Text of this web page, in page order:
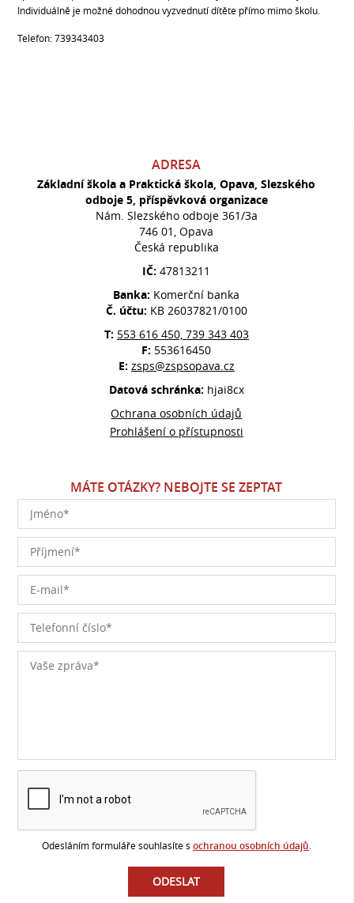
Individuálně je možné dohodnou vyzvednutí dítěte přímo mimo školu.
Telefon: 739343403
ADRESA
Základní škola a Praktická škola, Opava, Slezského
odboje 5, příspěvková organizace
Nám. Slezského odboje 361/3a
746 01, Opava
Česká republika
IČ:47813211
Banka: Komerční banka
Č. účtu: KB 26037821/0100
T: 553 616 450, 739 343 403
F: 553616450
E: zsps@zspsopava.cz
Datová schránka: hjai8cx
Ochrana osobních údajů
Prohlášení o přístupnosti
MÁTE OTÁZKY? NEBOJTE SE ZEPTAT
Odesláním formuláře souhlasíte s ochranou osobních údajů